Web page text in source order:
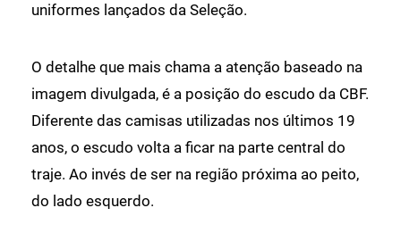
uniformes lançados da Seleção.
O detalhe que mais chama a atenção baseado na
imagem divulgada, é a posição do escudo da CBF.
Diferente das camisas utilizadas nos últimos 19
anos, o escudo volta a ficar na parte central do
traje. Ao invés de ser na região próxima ao peito,
do lado esquerdo.